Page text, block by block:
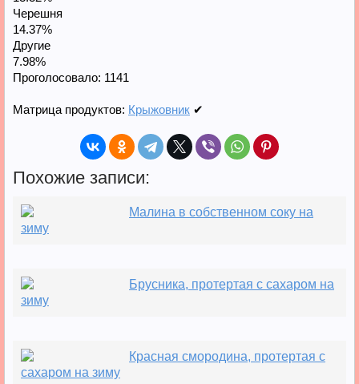
Черешня
14.37%
Другие
7.98%
Проголосовало: 1141
Матрица продуктов: Крыжовник ✔
Похожие записи:
Малина в собственном соку на
зиму
Брусника, протертая с сахаром на
зиму
Красная смородина, протертая с
сахаром на зиму